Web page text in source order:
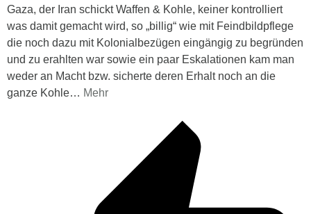
Gaza, der Iran schickt Waffen & Kohle, keiner kontrolliert
was damit gemacht wird, so „billig“ wie mit Feindbildpflege
die noch dazu mit Kolonialbezügen eingängig zu begründen
und zu erahlten war sowie ein paar Eskalationen kam man
weder an Macht bzw. sicherte deren Erhalt noch an die
ganze Kohle… Mehr